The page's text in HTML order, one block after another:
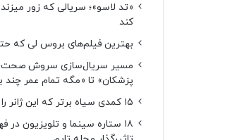
«تد لاسو»؛ سریالی که زور
کند
بهترین فیلم‌های بروس لی که
مسیر سریال‌سازی سروش صحت؛
پزشکان» تا «مگه تمام عمر چند
۱۵ کمدی سیاه برتر که این ژانر را تعریف کردند